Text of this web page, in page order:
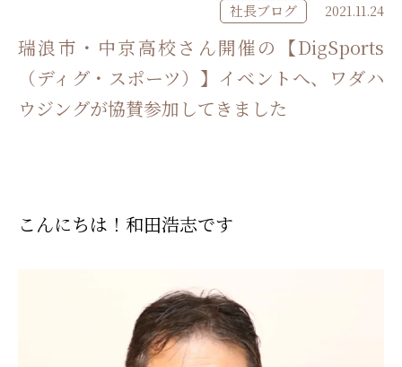
社長ブログ 2021.11.24
瑞浪市・中京高校さん開催の【DigSports
（ディグ・スポーツ）】イベントへ、ワダハ
ウジングが協賛参加してきました
こんにちは！和田浩志です